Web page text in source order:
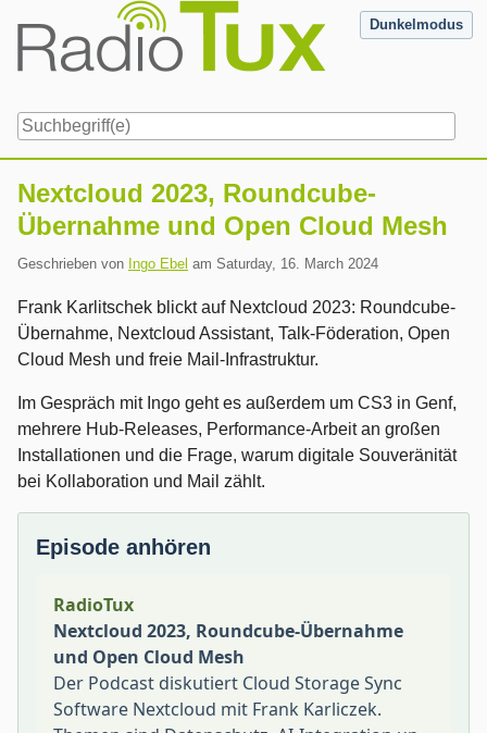
content
Dunkelmodus
Nextcloud 2023, Roundcube-
Übernahme und Open Cloud Mesh
Geschrieben von Ingo Ebel am Saturday, 16. March 2024
Frank Karlitschek blickt auf Nextcloud 2023: Roundcube-
Übernahme, Nextcloud Assistant, Talk-Föderation, Open
Cloud Mesh und freie Mail-Infrastruktur.
Im Gespräch mit Ingo geht es außerdem um CS3 in Genf,
mehrere Hub-Releases, Performance-Arbeit an großen
Installationen und die Frage, warum digitale Souveränität
bei Kollaboration und Mail zählt.
Episode anhören